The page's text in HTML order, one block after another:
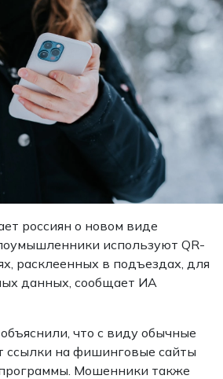
россиян о новом виде
используют QR-
расклеенных в подъездах, для
данных, сообщает ИА
что с виду обычные
ссылки на фишинговые сайты
Мошенники также